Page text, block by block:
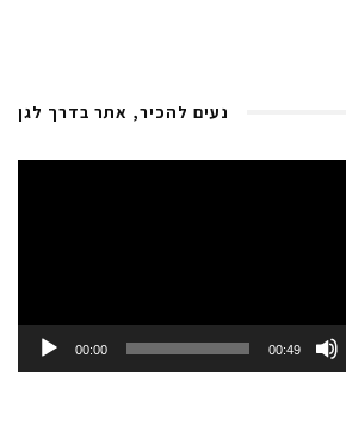
נעים להכיר, אתר בדרך לגן
00:00 00:49